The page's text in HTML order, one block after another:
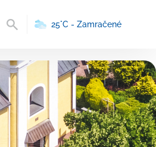
Vyhľadávanie
25°C - Zamračené